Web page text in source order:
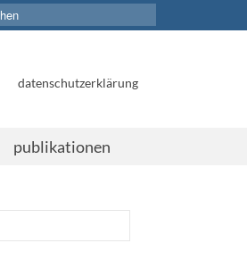
datenschutzerklärung
publikationen